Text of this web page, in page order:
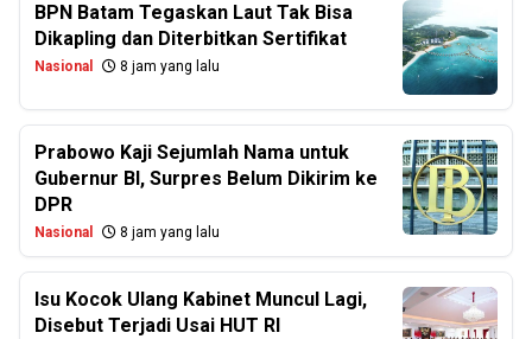
BPN Batam Tegaskan Laut Tak Bisa
Dikapling dan Diterbitkan Sertifikat
Nasional 8 jam yang lalu
Prabowo Kaji Sejumlah Nama untuk
Gubernur BI, Surpres Belum Dikirim ke
DPR
Nasional 8 jam yang lalu
Isu Kocok Ulang Kabinet Muncul Lagi,
Disebut Terjadi Usai HUT RI